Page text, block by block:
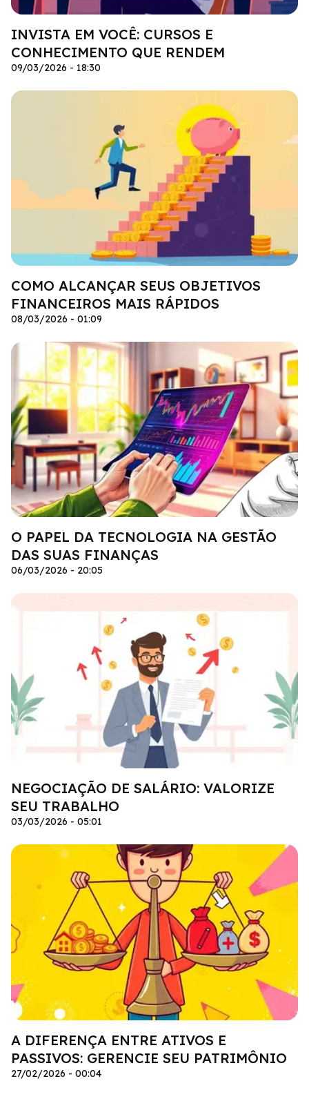
INVISTA EM VOCÊ: CURSOS E
CONHECIMENTO QUE RENDEM
09/03/2026 - 18:30
COMO ALCANÇAR SEUS OBJETIVOS
FINANCEIROS MAIS RÁPIDOS
08/03/2026 - 01:09
O PAPEL DA TECNOLOGIA NA GESTÃO
DAS SUAS FINANÇAS
06/03/2026 - 20:05
NEGOCIAÇÃO DE SALÁRIO: VALORIZE
SEU TRABALHO
03/03/2026 - 05:01
A DIFERENÇA ENTRE ATIVOS E
PASSIVOS: GERENCIE SEU PATRIMÔNIO
27/02/2026 - 00:04